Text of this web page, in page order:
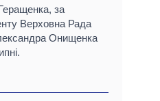
за
Верховна Рада
Онищенка